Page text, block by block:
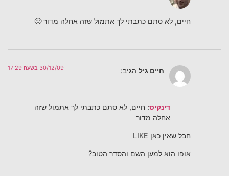
חיים, לא סתם כתבתי לך אתמול שזה אחלה מדור 🙂
חיים גיל הגיב: 30/12/09 בשעה 17:29
דינקיס: חיים, לא סתם כתבתי לך אתמול שזה
אחלה מדור
חבל שאין כאן LIKE
אופו הוא למען השם והסדר הטוב?